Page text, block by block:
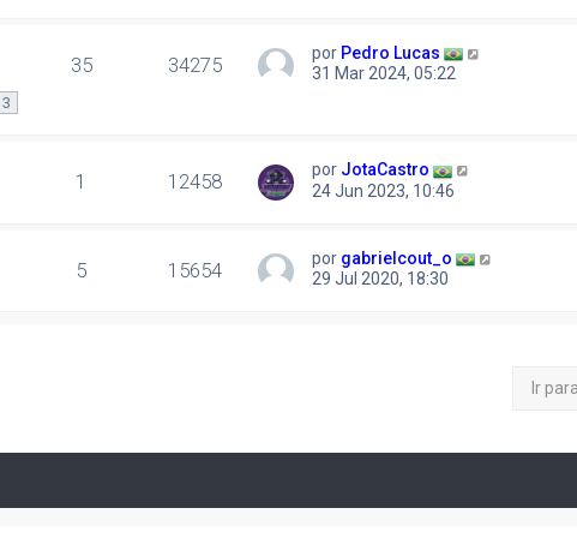
3
35 34275 por Pedro Lucas
31 Mar 2024, 05:22
1 12458 por JotaCastro
24 Jun 2023, 10:46
5 15654 por gabrielcout_o
29 Jul 2020, 18:30
Ir